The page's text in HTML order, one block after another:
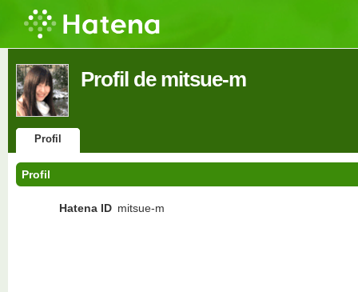
Profil de mitsue-m
Profil
Profil
Hatena ID mitsue-m